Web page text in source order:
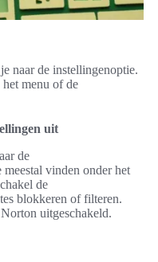
naar de instellingenoptie.
menu of de
uit
de
vinden onder het
de
blokkeren of filteren.
uitgeschakeld.